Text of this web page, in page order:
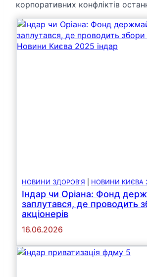
корпоративних конфліктів
НОВИНИ ЗДОРОВ'Я НОВИНИ КИЄВА
Індар чи Оріана: Фонд
заплутався, де проводить
акціонерів
16.06.2026